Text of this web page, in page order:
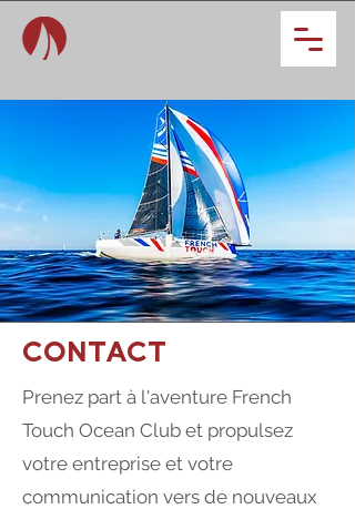
CONTACT
Prenez part à l'aventure French
Touch Ocean Club et propulsez
votre entreprise et votre
communication vers de nouveaux